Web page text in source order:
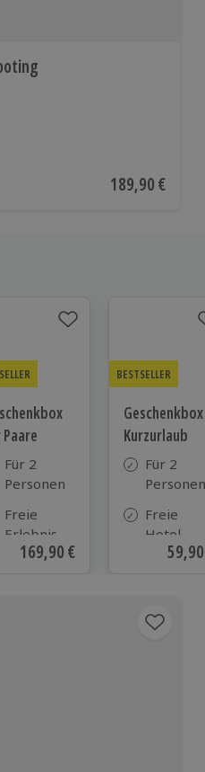
auf 28 Bewertungen
Aktueller Preis
189,90 €
Für 2
Personen
Freie
Erlebnis-
Auswahl
Aktueller Preis
169,90 €
BESTSELLER
Geschenkbox
Kurzurlaub
Für 2
Personen
Freie
Hotel-
Auswahl